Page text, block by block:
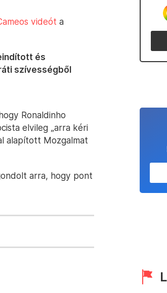
videót a
és
szívességből
Ronaldinho
elvileg „arra kéri
alapított Mozgalmat
arra, hogy pont